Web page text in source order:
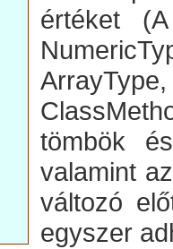
értéket
tömbök
valamint
változó
egyszer